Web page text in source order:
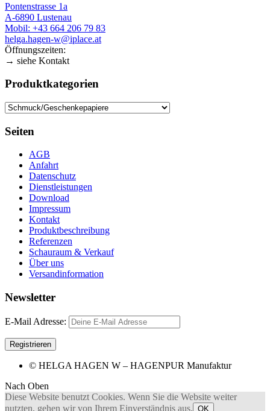
Pontenstrasse 1a
A-6890 Lustenau
Mobil: +43 664 206 79 83
helga.hagen-w@iplace.at
Öffnungszeiten:
→ siehe Kontakt
Produktkategorien
Seiten
AGB
Anfahrt
Datenschutz
Dienstleistungen
Download
Impressum
Kontakt
Produktbeschreibung
Referenzen
Schauraum & Verkauf
Über uns
Versandinformation
Newsletter
E-Mail Adresse:
© HELGA HAGEN W – HAGENPUR Manufaktur
Nach Oben
Diese Website benutzt Cookies. Wenn Sie die Website weiter
nutzten, gehen wir von Ihrem Einverständnis aus. OK